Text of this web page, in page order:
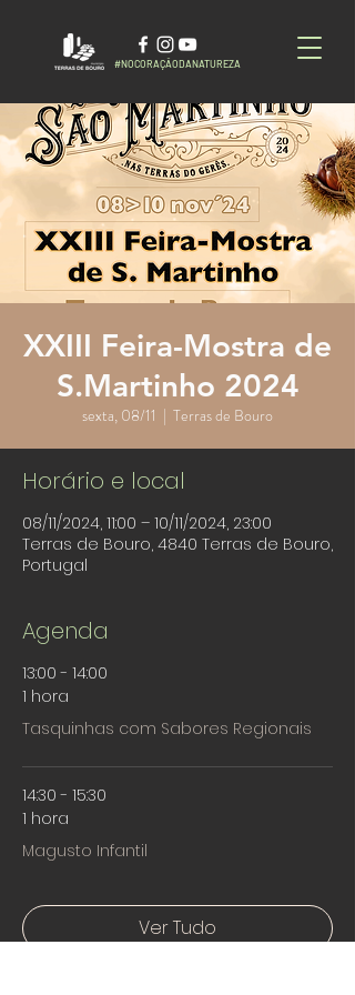
#NOCORAÇÃODANATUREZA
XXIII Feira-Mostra de
S.Martinho 2024
sexta, 08/11
  |
Terras de Bouro
Horário e local
08/11/2024, 11:00 – 10/11/2024, 23:00
Terras de Bouro, 4840 Terras de Bouro,
Portugal
Agenda
13:00 - 14:00
1 hora
Tasquinhas com Sabores Regionais
14:30 - 15:30
1 hora
Magusto Infantil
Ver Tudo